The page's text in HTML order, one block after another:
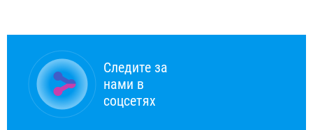
Следите за
нами в
соцсетях